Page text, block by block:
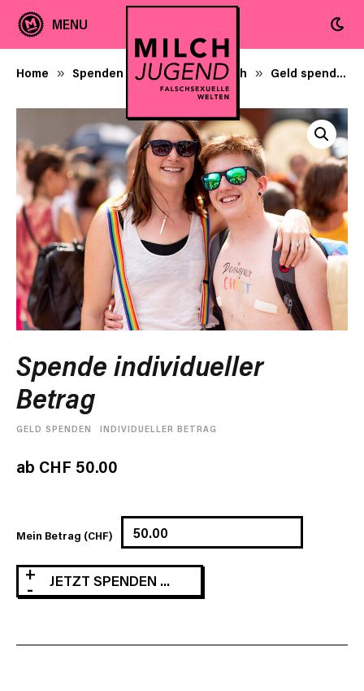
Home » Spenden + Milchjugend-Merch » Geld spenden
Spende individueller
Betrag
GELD SPENDEN INDIVIDUELLER BETRAG
ab CHF 50.00
Mein Betrag (CHF)
Spende
individueller
JETZT SPENDEN ...